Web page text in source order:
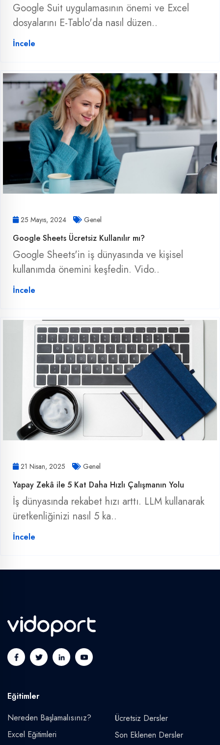
Google Suit uygulamasının önemi ve Excel
dosyalarını E-Tablo'da nasıl düzen..
İncele
25 Mayıs, 2024 Genel
Google Sheets Ücretsiz Kullanılır mı?
Google Sheets'in iş dünyasında ve kişisel
kullanımda önemini keşfedin. Vido..
İncele
21 Nisan, 2025 Genel
Yapay Zekâ ile 5 Kat Daha Hızlı Çalışmanın Yolu
İş dünyasında rekabet hızı arttı. LLM kullanarak
üretkenliğinizi nasıl 5 ka..
İncele
Eğitimler
Nereden Başlamalısınız?
Excel Eğitimleri
Ücretsiz Dersler
Son Eklenen Dersler